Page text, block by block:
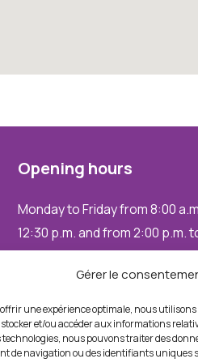
Gérer le
une expérience optimale, nous
et/ou accéder aux informations
technologies, nous pouvons traiter des
de navigation ou des identifiants uniques
Opening hours
Monday to Friday from 8:00
12:30 p.m. and from 2:00 p.m.
p.m.
Saturdays by appointment
Data protection